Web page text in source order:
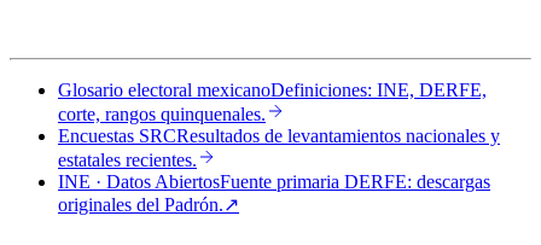
Glosario electoral mexicanoDefiniciones: INE, DERFE,
corte, rangos quinquenales.
Encuestas SRCResultados de levantamientos nacionales y
estatales recientes.
INE · Datos AbiertosFuente primaria DERFE: descargas
originales del Padrón.↗︎